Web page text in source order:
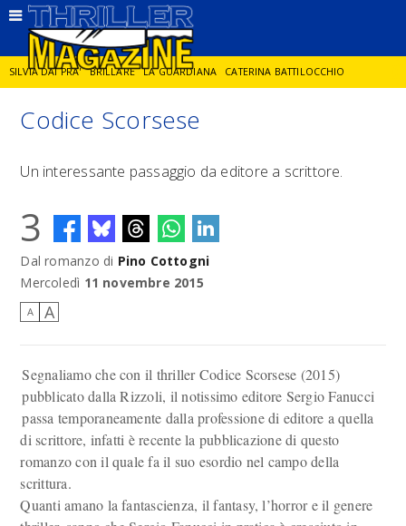
SILVIA DAI PRA' BRILLARE LA GUARDIANA CATERINA BATTILOCCHIO
JORGE DIAZ LA SPIA DELITTO IN CORNICE
Codice Scorsese
Un interessante passaggio da editore a scrittore.
3
Dal romanzo di Pino Cottogni
Mercoledì 11 novembre 2015
A A
Segnaliamo che con il thriller Codice Scorsese (2015)
pubblicato dalla Rizzoli, il notissimo editore Sergio Fanucci
passa temporaneamente dalla professione di editore a quella
di scrittore, infatti è recente la pubblicazione di questo
romanzo con il quale fa il suo esordio nel campo della
scrittura.
Quanti amano la fantascienza, il fantasy, l’horror e il genere